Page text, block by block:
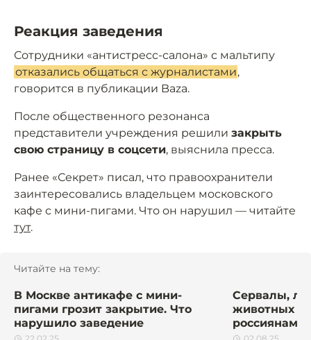
Реакция заведения
Сотрудники «антистресс-салона» с мальтипу
отказались общаться с журналистами,
говорится в публикации Baza.
После общественного резонанса
представители учреждения решили закрыть
свою страницу в соцсети, выяснила пресса.
Ранее «Секрет» писал, что правоохранители
заинтересовались владельцем московского
кафе с мини-пигами. Что он нарушил — читайте
тут.
Читайте на тему:
В Москве антикафе с мини-
пигами грозит закрытие. Что
нарушило заведение
Сервалы,
животных
россиянам с